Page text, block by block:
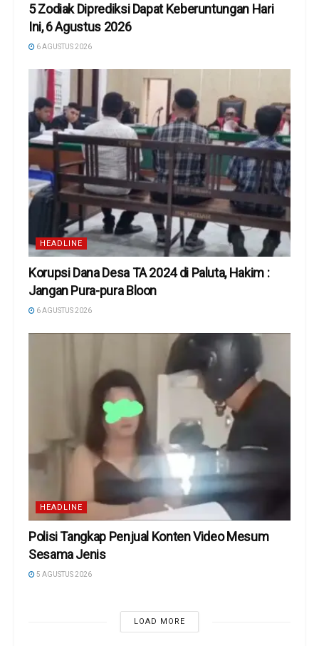
5 Zodiak Diprediksi Dapat Keberuntungan Hari
Ini, 6 Agustus 2026
6 AGUSTUS 2026
HEADLINE
Korupsi Dana Desa TA 2024 di Paluta, Hakim :
Jangan Pura-pura Bloon
6 AGUSTUS 2026
HEADLINE
Polisi Tangkap Penjual Konten Video Mesum
Sesama Jenis
5 AGUSTUS 2026
LOAD MORE